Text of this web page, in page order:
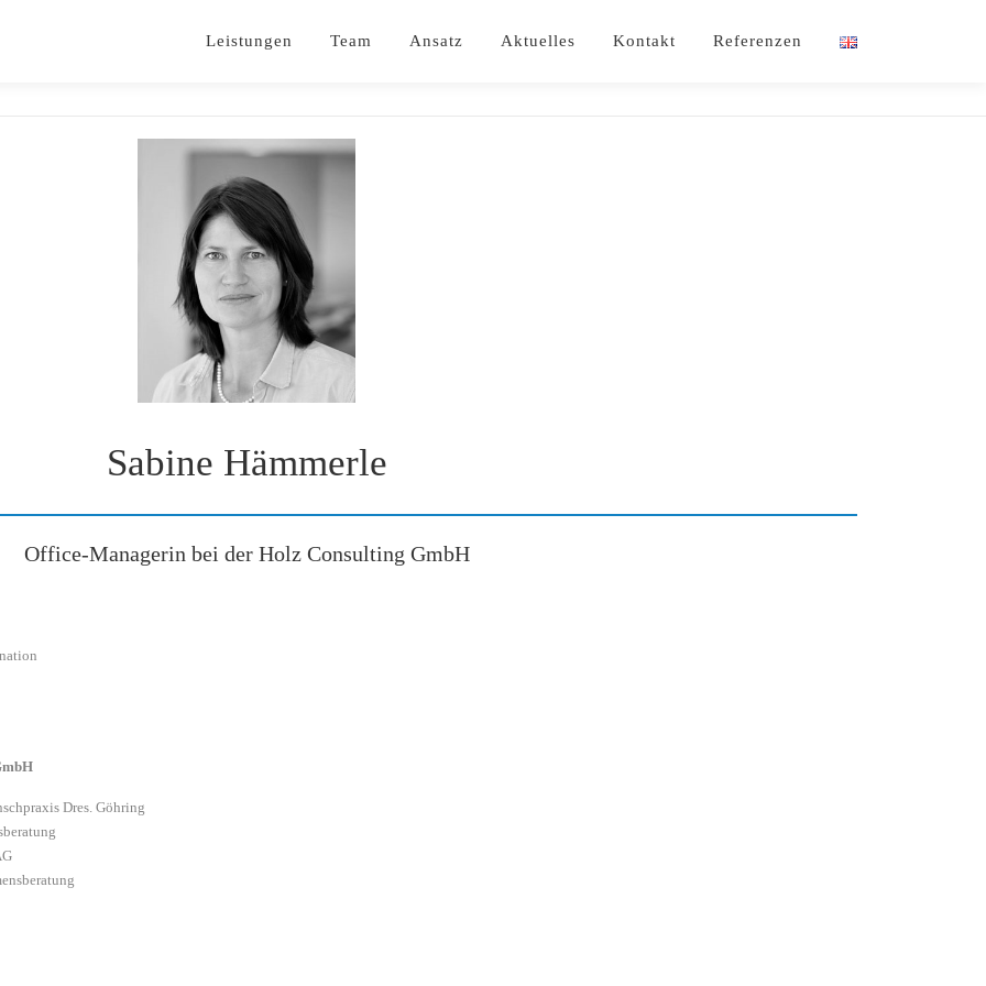
Leistungen Team Ansatz Aktuelles Kontakt Referenzen
Sabine Hämmerle
Office-Managerin bei der Holz Consulting GmbH
Dres. Göhring